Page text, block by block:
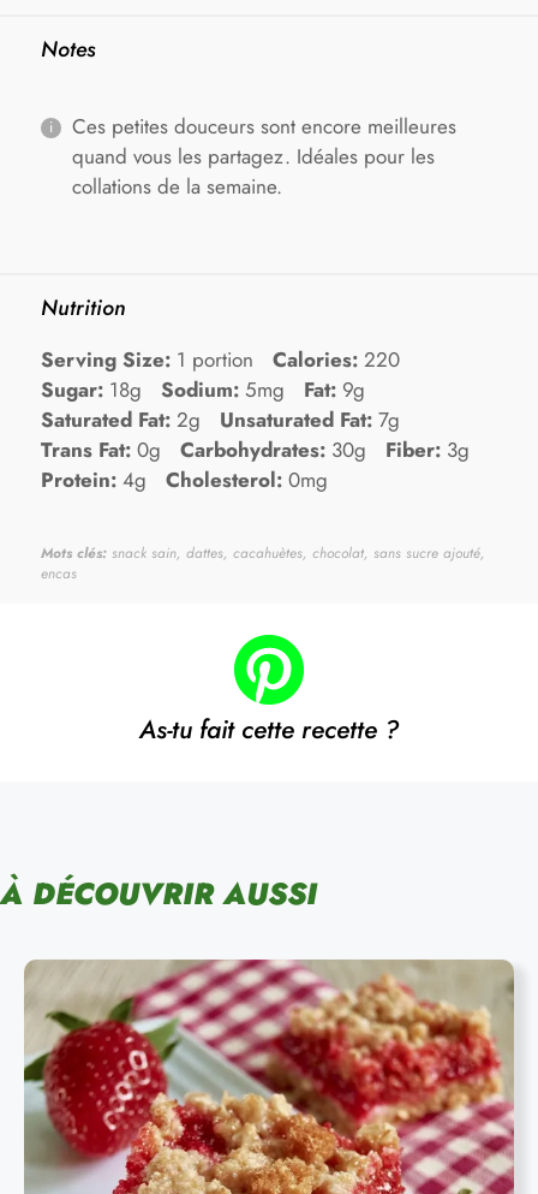
Notes
Ces petites douceurs sont encore meilleures
quand vous les partagez. Idéales pour les
collations de la semaine.
Nutrition
Serving Size: 1 portion Calories: 220
Sugar: 18g Sodium: 5mg Fat: 9g
Saturated Fat: 2g Unsaturated Fat: 7g
Trans Fat: 0g Carbohydrates: 30g Fiber: 3g
Protein: 4g Cholesterol: 0mg
Mots clés: snack sain, dattes, cacahuètes, chocolat, sans sucre ajouté,
encas
As-tu fait cette recette ?
À DÉCOUVRIR AUSSI